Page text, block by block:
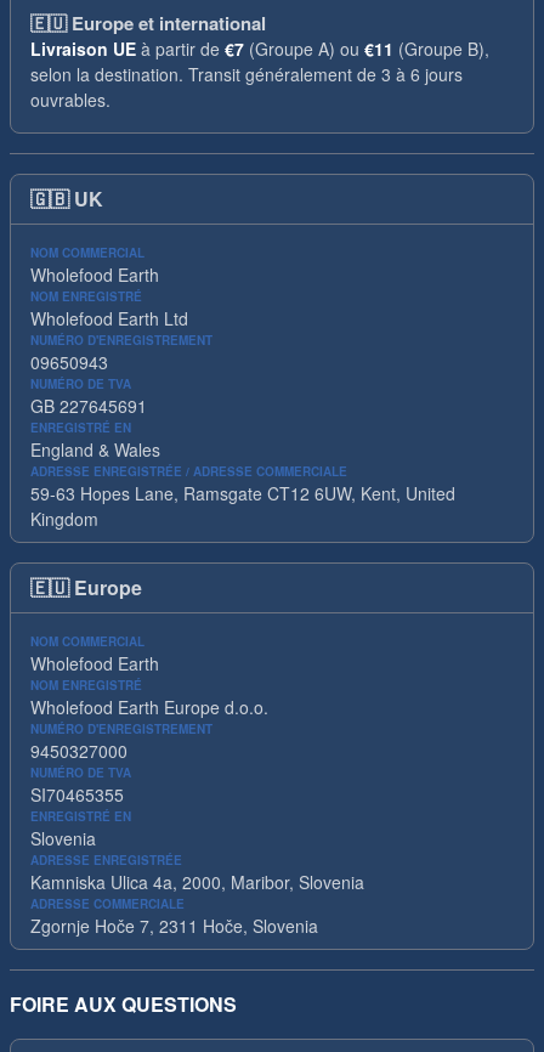
🇪🇺Europe et international
Livraison UE à partir de €7 (Groupe A) ou €11 (Groupe B),
selon la destination. Transit généralement de 3 à 6 jours
ouvrables.
🇬🇧 UK
NOM COMMERCIAL
Wholefood Earth
NOM ENREGISTRÉ
Wholefood Earth Ltd
NUMÉRO D'ENREGISTREMENT
09650943
NUMÉRO DE TVA
GB 227645691
ENREGISTRÉ EN
England & Wales
ADRESSE ENREGISTRÉE / ADRESSE COMMERCIALE
59-63 Hopes Lane, Ramsgate CT12 6UW, Kent, United
Kingdom
🇪🇺 Europe
NOM COMMERCIAL
Wholefood Earth
NOM ENREGISTRÉ
Wholefood Earth Europe d.o.o.
NUMÉRO D'ENREGISTREMENT
9450327000
NUMÉRO DE TVA
SI70465355
ENREGISTRÉ EN
Slovenia
ADRESSE ENREGISTRÉE
Kamniska Ulica 4a, 2000, Maribor, Slovenia
ADRESSE COMMERCIALE
Zgornje Hoče 7, 2311 Hoče, Slovenia
FOIRE AUX QUESTIONS